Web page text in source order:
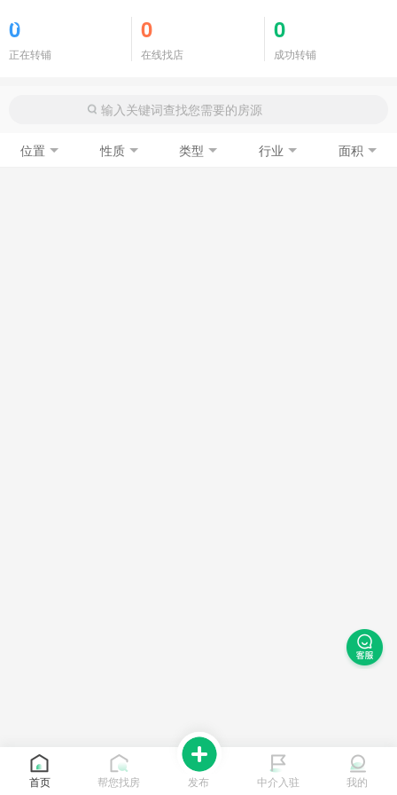
0
正在转铺
0
在线找店
0
成功转铺
位置 性质 类型 行业 面积
首页 帮您找房 发布 中介入驻 我的